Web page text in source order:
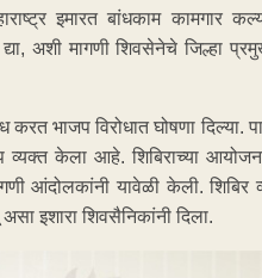
इमारत बांधकाम कामगार
अशी मागणी शिवसेनेचे जिल्हा
भाजप विरोधात घोषणा दिल्या.
केला आहे. शिबिराच्या
आंदोलकांनी यावेळी केली. शिबिर
इशारा शिवसैनिकांनी दिला.